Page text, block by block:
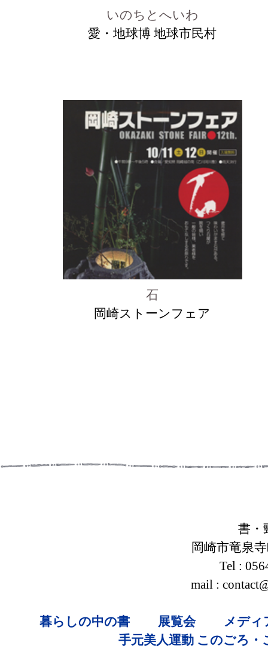
いのちとへいわ
愛・地球博 地球市民村
石
岡崎ストーンフェア
書・
岡崎市竜泉
Tel :
mail :
暮らしの中の書 展覧会
メディ
手元美人運動 このごろ・